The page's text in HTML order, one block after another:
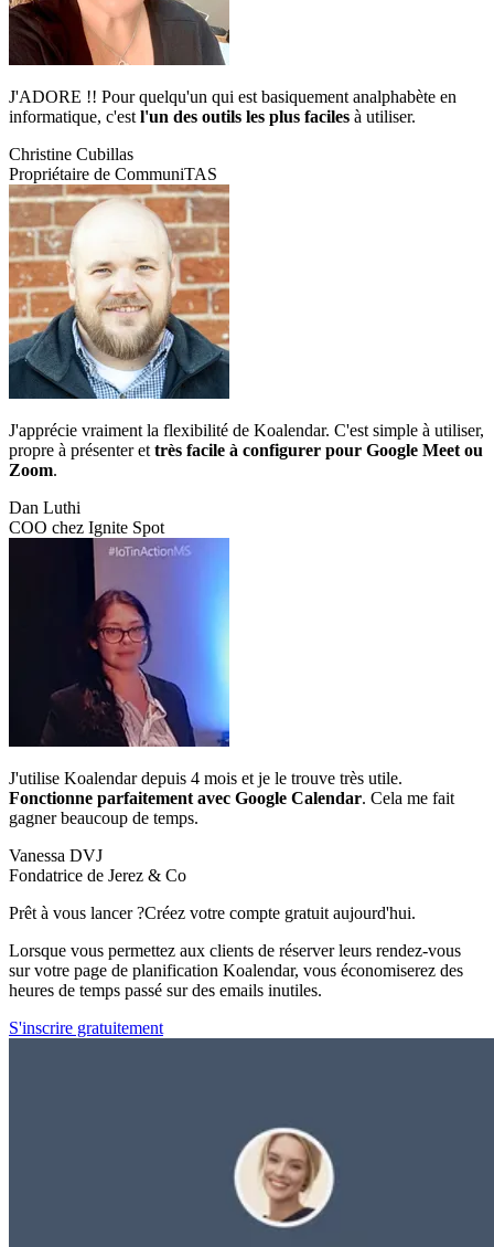
J'ADORE !! Pour quelqu'un qui est basiquement analphabète en
informatique, c'est l'un des outils les plus faciles à utiliser.
Christine Cubillas
Propriétaire de CommuniTAS
J'apprécie vraiment la flexibilité de Koalendar. C'est simple à utiliser,
propre à présenter et très facile à configurer pour Google Meet ou
Zoom.
Dan Luthi
COO chez Ignite Spot
J'utilise Koalendar depuis 4 mois et je le trouve très utile.
Fonctionne parfaitement avec Google Calendar. Cela me fait
gagner beaucoup de temps.
Vanessa DVJ
Fondatrice de Jerez & Co
Prêt à vous lancer ?Créez votre compte gratuit aujourd'hui.
Lorsque vous permettez aux clients de réserver leurs rendez-vous
sur votre page de planification Koalendar, vous économiserez des
heures de temps passé sur des emails inutiles.
S'inscrire gratuitement